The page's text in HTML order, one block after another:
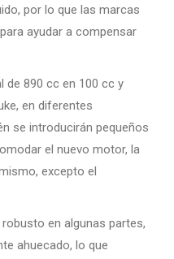
por lo que las marcas
ayudar a compensar
de 890 cc en 100 cc y
en diferentes
se introducirán pequeños
el nuevo motor, la
excepto el
en algunas partes,
ahuecado, lo que